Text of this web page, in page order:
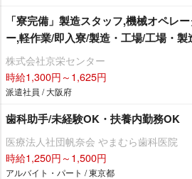
「寮完備」製造スタッフ,機械オペレ
ー,軽作業/即入寮/製造・工場/工場・製
株式会社京栄センター
時給1,300円～1,625円
派遣社員 / 大阪府
歯科助手/未経験OK・扶養内勤務OK
医療法人社団帆奈会 やまむら歯科医院
時給1,250円～1,500円
アルバイト・パート / 東京都